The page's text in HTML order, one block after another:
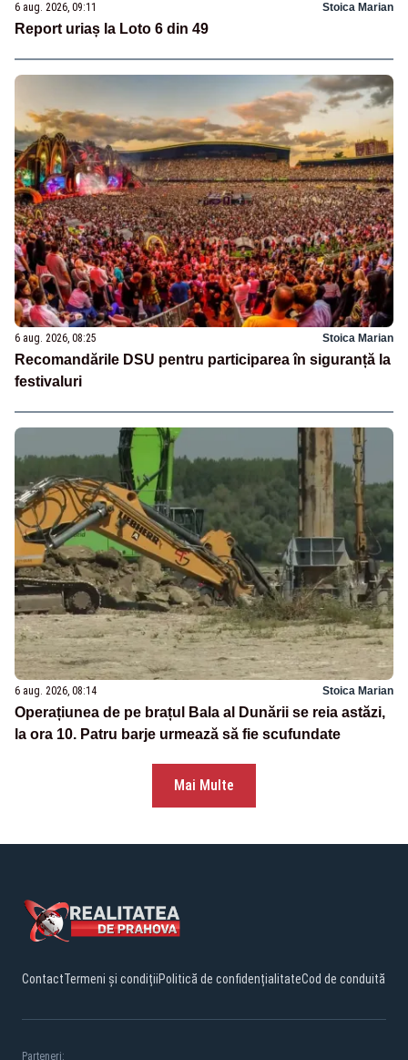
6 aug. 2026, 09:11 Stoica Marian
Report uriaș la Loto 6 din 49
6 aug. 2026, 08:25 Stoica Marian
Recomandările DSU pentru participarea în siguranță la
festivaluri
6 aug. 2026, 08:14 Stoica Marian
Operațiunea de pe brațul Bala al Dunării se reia astăzi,
la ora 10. Patru barje urmează să fie scufundate
Mai Multe
ContactTermeni și condițiiPolitică de confidențialitateCod de conduită
Parteneri: